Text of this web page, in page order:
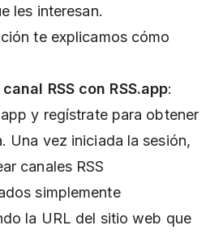
les interesan.
te explicamos cómo
RSS con RSS.app:
y regístrate para obtener
Una vez iniciada la sesión,
canales RSS
simplemente
la URL del sitio web que